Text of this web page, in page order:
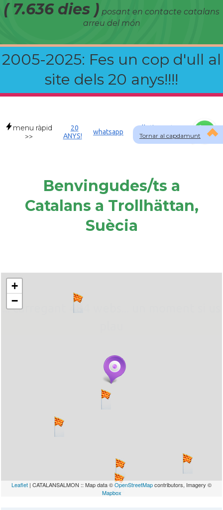
( 7.636 dies ) posant en contacte catalans
arreu del món
2005-2025: Fes un cop d'ull al
site dels 20 anys!!!!
Tornar al capdamunt
menu ràpid
>>
20
ANYS!
whatsapp
Allotjament a
SWE
Benvingudes/ts a
Catalans a Trollhättan,
Suècia
... carregant 484 webs... un moment si us
+
−
Leaflet | CATALANSALMON :: Map data ©OpenStreetMapcontributors, Imagery ©
Mapbox